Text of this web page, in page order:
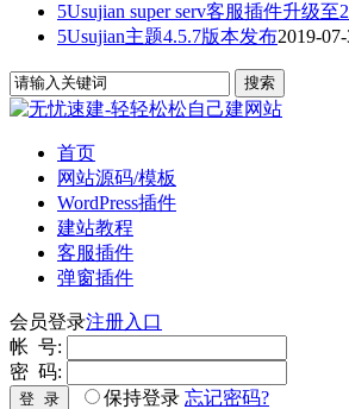
5Usujian super serv客服插件升级
5Usujian主题4.5.7版本发布2019-
首页
网站源码/模板
WordPress插件
建站教程
客服插件
弹窗插件
会员登录注册入口
帐 号:
密 码:
登 录 保持登录 忘记密码?